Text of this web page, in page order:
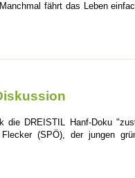
fährt das Leben
DREISTIL Hanf-Doku
(SPÖ), der jungen